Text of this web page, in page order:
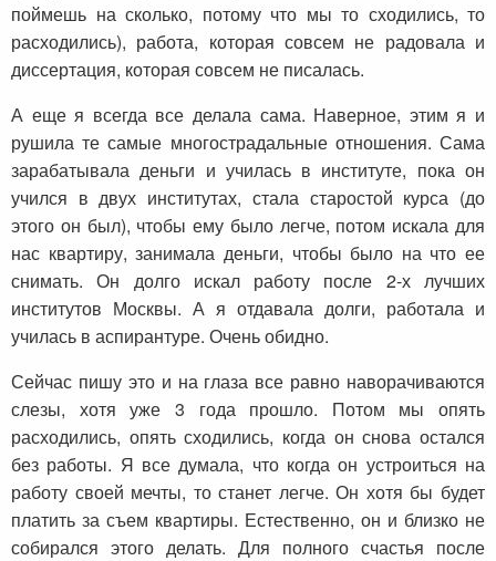
поймешь на сколько, потому что мы то сходились, то
расходились), работа, которая совсем не радовала и
диссертация, которая совсем не писалась.
А еще я всегда все делала сама. Наверное, этим я и
рушила те самые многострадальные отношения. Сама
зарабатывала деньги и училась в институте, пока он
учился в двух институтах, стала старостой курса (до
этого он был), чтобы ему было легче, потом искала для
нас квартиру, занимала деньги, чтобы было на что ее
снимать. Он долго искал работу после 2-х лучших
институтов Москвы. А я отдавала долги, работала и
училась в аспирантуре. Очень обидно.
Сейчас пишу это и на глаза все равно наворачиваются
слезы, хотя уже 3 года прошло. Потом мы опять
расходились, опять сходились, когда он снова остался
без работы. Я все думала, что когда он устроиться на
работу своей мечты, то станет легче. Он хотя бы будет
платить за съем квартиры. Естественно, он и близко не
собирался этого делать. Для полного счастья после